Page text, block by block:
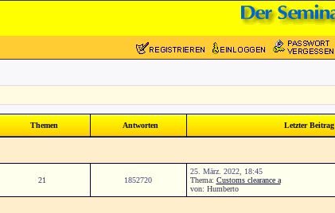
Themen Antworten Letzter Beitrag
21 1852720
25. März. 2022, 18:45
Thema: Customs clearance a
von: Humberto